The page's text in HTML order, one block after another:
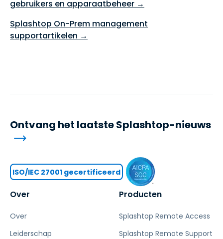
gebruikers en apparaatbeheer →
Splashtop On-Prem management
supportartikelen →
Over
Over
Leiderschap
Producten
Splashtop Remote Access
Splashtop Remote Support
Ontvang het laatste Splashtop-nieuws
ISO/IEC 27001 gecertificeerd